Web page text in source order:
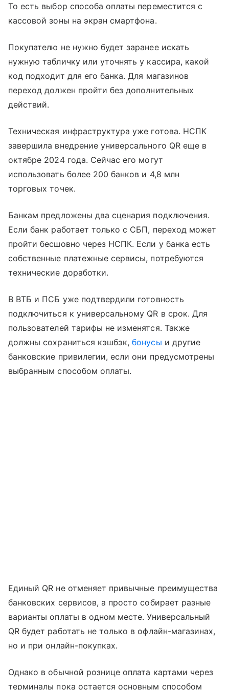
То есть выбор способа оплаты переместится с
кассовой зоны на экран смартфона.
Покупателю не нужно будет заранее искать
нужную табличку или уточнять у кассира, какой
код подходит для его банка. Для магазинов
переход должен пройти без дополнительных
действий.
Техническая инфраструктура уже готова. НСПК
завершила внедрение универсального QR еще в
октябре 2024 года. Сейчас его могут
использовать более 200 банков и 4,8 млн
торговых точек.
Банкам предложены два сценария подключения.
Если банк работает только с СБП, переход может
пройти бесшовно через НСПК. Если у банка есть
собственные платежные сервисы, потребуются
технические доработки.
В ВТБ и ПСБ уже подтвердили готовность
подключиться к универсальному QR в срок. Для
пользователей тарифы не изменятся. Также
должны сохраниться кэшбэк,бонусы и другие
банковские привилегии, если они предусмотрены
выбранным способом оплаты.
Единый QR не отменяет привычные преимущества
банковских сервисов, а просто собирает разные
варианты оплаты в одном месте. Универсальный
QR будет работать не только в офлайн-магазинах,
но и при онлайн-покупках.
Однако в обычной рознице оплата картами через
терминалы пока остается основным способом